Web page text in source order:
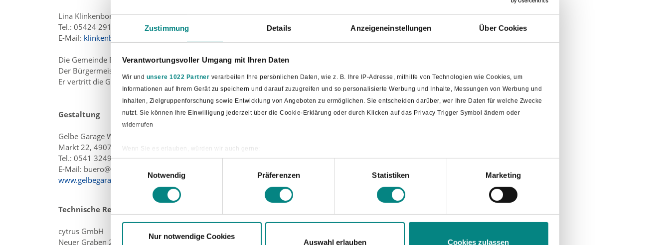
Zustimmung Details Anzeigeneinstellungen Über Cookies
Verantwortungsvoller Umgang mit Ihren Daten
Wir und unsere 1022 Partner verarbeiten Ihre persönlichen Daten, wie z. B. Ihre IP-Adresse, mithilfe von Technologien wie Cookies, um
Informationen auf Ihrem Gerät zu speichern und darauf zuzugreifen und so personalisierte Werbung und Inhalte, Messungen von Werbung und
Inhalten, Zielgruppenforschung sowie Entwicklung von Angeboten zu ermöglichen. Sie entscheiden darüber, wer Ihre Daten für welche Zwecke
nutzt. Sie können Ihre Einwilligung jederzeit über die Cookie-Erklärung oder durch Klicken auf das Privacy Trigger Symbol ändern oder
widerrufen
Wenn Sie es erlauben, würden wir auch gerne:
Ihr Gerät durch aktives Scannen nach bestimmten Merkmalen (Fingerprinting) identifizieren
Erfahren Sie mehr darüber, wie Ihre persönlichen Daten verarbeitet werden, und legen Sie Ihre Präferenzen im
Abschnitt Einzelheiten
Einwilligungsauswahl
Notwendig
Präferenzen Statistiken Marketing
Nur notwendige Cookies
Auswahl erlauben Cookies zulassen
Lina Klinkenborg, Public Relations
Tel.: 05424 2911-82
E-Mail: klinkenborg@bad-laer.de
Die Gemeinde Bad Laer ist verantwortlich.
Der Bürgermeister heißt Tobias Avermann.
Er vertritt die Gemeinde.
Gestaltung
Gelbe Garage Werbe-Agentur
Markt 22, 49074 Osnabrück
Tel.: 0541 3249678
E-Mail: buero@gelbegarage.de
www.gelbegarage.de
Technische Realisierung
cytrus GmbH
Neuer Graben 22, 49074 Osnabrück